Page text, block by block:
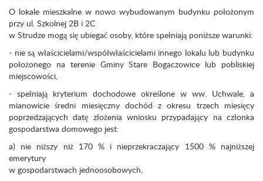
O lokale mieszkalne w nowo wybudowanym budynku położonym
przy ul. Szkolnej 2B i 2C
w Strudze mogą się ubiegać osoby, które spełniają poniższe warunki:
- nie są właścicielami/współwłaścicielami innego lokalu lub budynku
położonego na terenie Gminy Stare Bogaczowice lub pobliskiej
miejscowości,
- spełniają kryterium dochodowe określone w ww. Uchwale, a
mianowicie średni miesięczny dochód z okresu trzech miesięcy
poprzedzających datę złożenia wniosku przypadający na członka
gospodarstwa domowego jest:
a) nie niższy niż 170 % i nieprzekraczający 1500 % najniższej
emerytury
w gospodarstwach jednoosobowych,